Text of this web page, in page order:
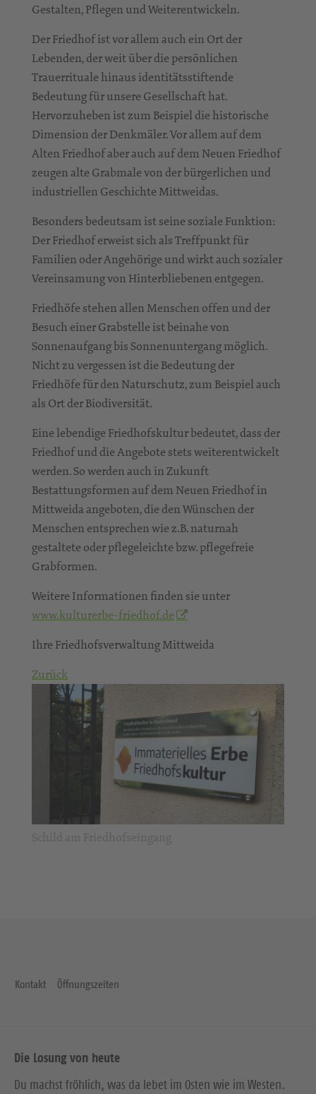
Gestalten, Pflegen und Weiterentwickeln.
Der Friedhof ist vor allem auch ein Ort der
Lebenden, der weit über die persönlichen
Trauerrituale hinaus identitätsstiftende
Bedeutung für unsere Gesellschaft hat.
Hervorzuheben ist zum Beispiel die historische
Dimension der Denkmäler. Vor allem auf dem
Alten Friedhof aber auch auf dem Neuen Friedhof
zeugen alte Grabmale von der bürgerlichen und
industriellen Geschichte Mittweidas.
Besonders bedeutsam ist seine soziale Funktion:
Der Friedhof erweist sich als Treffpunkt für
Familien oder Angehörige und wirkt auch sozialer
Vereinsamung von Hinterbliebenen entgegen.
Friedhöfe stehen allen Menschen offen und der
Besuch einer Grabstelle ist beinahe von
Sonnenaufgang bis Sonnenuntergang möglich.
Nicht zu vergessen ist die Bedeutung der
Friedhöfe für den Naturschutz, zum Beispiel auch
als Ort der Biodiversität.
Eine lebendige Friedhofskultur bedeutet, dass der
Friedhof und die Angebote stets weiterentwickelt
werden. So werden auch in Zukunft
Bestattungsformen auf dem Neuen Friedhof in
Mittweida angeboten, die den Wünschen der
Menschen entsprechen wie z.B. naturnah
gestaltete oder pflegeleichte bzw. pflegefreie
Grabformen.
Weitere Informationen finden sie unter
www.kulturerbe-friedhof.de
Ihre Friedhofsverwaltung Mittweida
Zurück
Kontakt Öffnungszeiten
Die Losung von heute
Du machst fröhlich, was da lebet im Osten wie im Westen.